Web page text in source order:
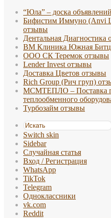
“Юла” – доска
Бифистим Иммуно (Anvi
отзывы
Дентальная Диагностика
ВМ Клиника Южная
ООО СК Теремок отзывы
Lender Invest отзывы
Доставка Цветов отзывы
Rich Group (Рич груп)
МСМТЕПЛО – Поставка
теплообменного
Турбозайм отзывы
Switch skin
Sidebar
Случайная статья
Вход / Регистрация
WhatsApp
TikTok
Telegram
Одноклассники
vk.com
Reddit